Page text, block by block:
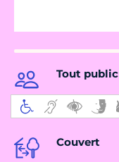
Tout public
Couvert